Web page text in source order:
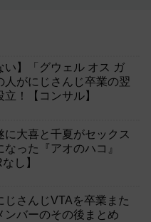
い】「グウェル オス ガ
人がにじさんじ卒業の翌
立！【コンサル】
に大喜と千夏がセックス
なった『アオのハコ』
し】
じさんじVTAを卒業また
ンバーのその後まとめ